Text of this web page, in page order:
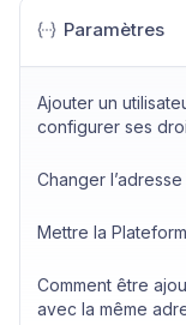
Paramètres
Ajouter un
configurer ses
Changer
Mettre la
Comment être
avec la même